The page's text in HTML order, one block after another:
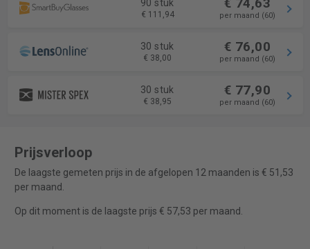
90 stuk
€ 111,94
€ 74,63
per maand (60)
30 stuk
€ 38,00
€ 76,00
per maand (60)
30 stuk
€ 38,95
€ 77,90
per maand (60)
Prijsverloop
De laagste gemeten prijs in de afgelopen 12 maanden is € 51,53
per maand.
Op dit moment is de laagste prijs € 57,53 per maand.